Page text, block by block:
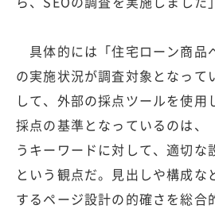
具体的には「住宅ローン商品
の実施状況が調査対象となって
して、外部の採点ツールを使用
採点の基準となっているのは、
うキーワードに対して、適切な
という観点だ。見出しや構成な
するページ設計の的確さを総合